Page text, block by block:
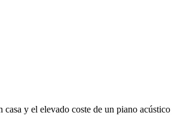
y el elevado coste de un piano acústico